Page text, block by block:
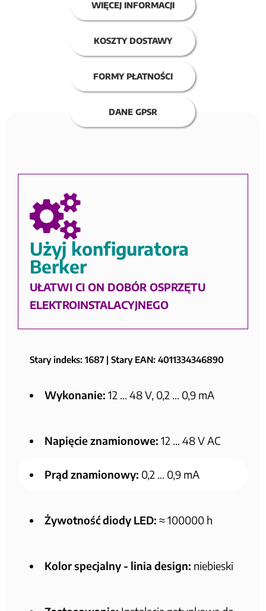
WIĘCEJ INFORMACJI
KOSZTY DOSTAWY
FORMY PŁATNOŚCI
DANE GPSR
Użyj konfiguratora
Berker
UŁATWI CI ON DOBÓR OSPRZĘTU
ELEKTROINSTALACYJNEGO
Stary indeks: 1687 | Stary EAN: 4011334346890
Wykonanie: 12 ... 48 V, 0,2 ... 0,9 mA
Napięcie znamionowe: 12 … 48 V AC
Prąd znamionowy: 0,2 … 0,9 mA
Żywotność diody LED: ≈ 100000 h
Kolor specjalny - linia design: niebieski